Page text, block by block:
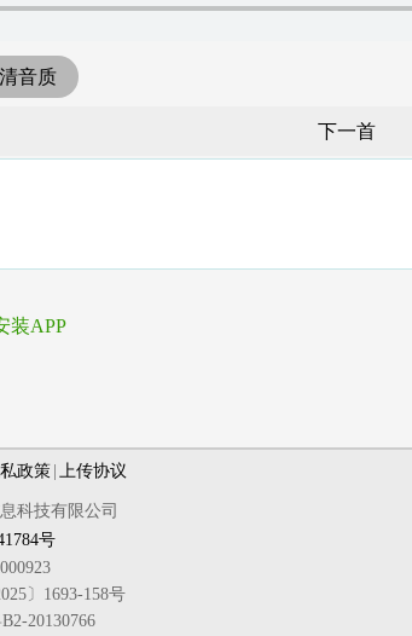
音质
下一首
装APP
政策 上传协议
息科技有限公司
号
〕1693-158号
20130766